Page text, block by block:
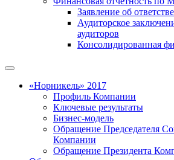
Заявление об
Аудиторское
аудиторов
Консолидированная
«Норникель» 2017
Профиль Компании
Ключевые результаты
Бизнес-модель
Обращение Председателя
Компании
Обращение Президента